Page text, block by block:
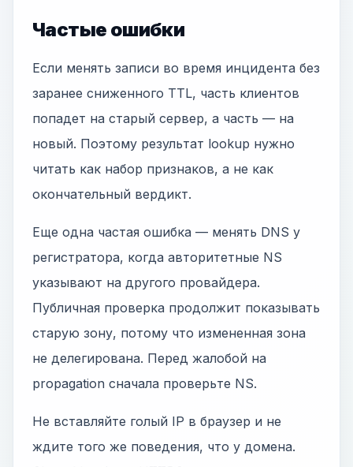
Частые ошибки
Если менять записи во время инцидента без
заранее сниженного TTL, часть клиентов
попадет на старый сервер, а часть — на
новый. Поэтому результат lookup нужно
читать как набор признаков, а не как
окончательный вердикт.
Еще одна частая ошибка — менять DNS у
регистратора, когда авторитетные NS
указывают на другого провайдера.
Публичная проверка продолжит показывать
старую зону, потому что измененная зона
не делегирована. Перед жалобой на
propagation сначала проверьте NS.
Не вставляйте голый IP в браузер и не
ждите того же поведения, что у домена.